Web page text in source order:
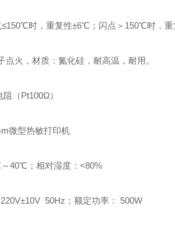
≤150℃时，重复性±6℃；闪点＞150℃时，
点火，材质：氮化硅，耐高温，耐用。
（Pt100Ω）
微型热敏打印机
40℃；相对湿度：<80%
50Hz；额定功率： 500W